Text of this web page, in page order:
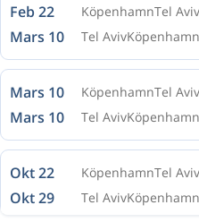
Feb 22 KöpenhamnTel Aviv
Mars 10 Tel AvivKöpenhamn
Mars 10 KöpenhamnTel Aviv
Mars 10 Tel AvivKöpenhamn
Okt 22 KöpenhamnTel Aviv
Okt 29 Tel AvivKöpenhamn